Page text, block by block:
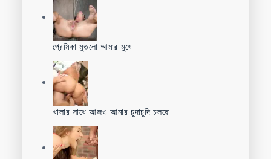
প্রেমিকা মুতলো আমার মুখে
খালার সাথে আজও আমার চুদাচুদি চলছে